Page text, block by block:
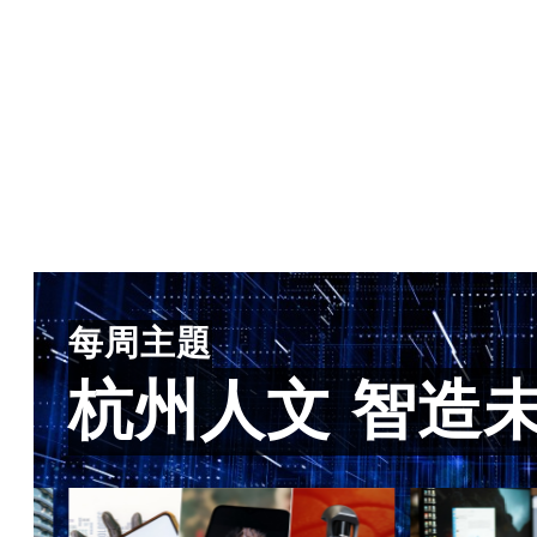
每周主題
杭州人文 智造